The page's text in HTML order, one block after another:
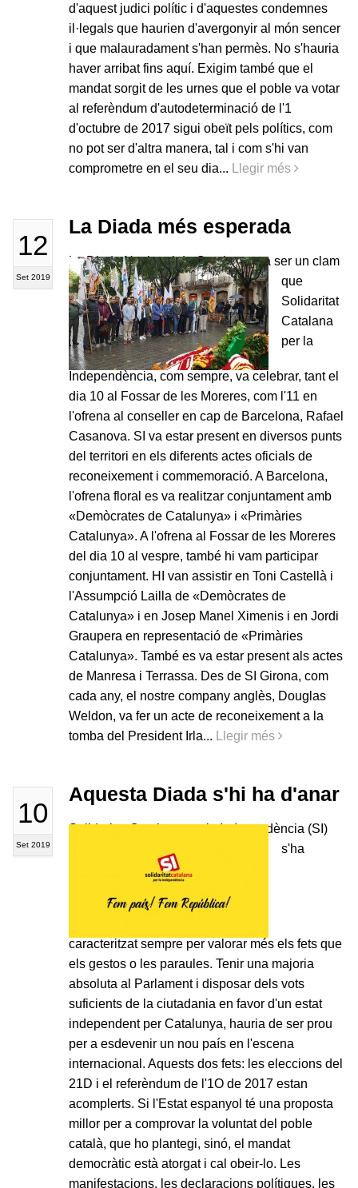
d'aquest judici polític i d'aquestes condemnes
il·legals que haurien d'avergonyir al món sencer
i que malauradament s'han permès. No s'hauria
haver arribat fins aquí. Exigim també que el
mandat sorgit de les urnes que el poble va votar
al referèndum d'autodeterminació de l'1
d'octubre de 2017 sigui obeït pels polítics, com
no pot ser d'altra manera, tal i com s'hi van
comprometre en el seu dia...
Llegir més
12
Set 2019
La Diada més esperada
La Diada Nacional de Catalunya va ser un clam
que
Solidaritat
Catalana
per la
Independència, com sempre, va celebrar, tant el
dia 10 al Fossar de les Moreres, com l'11 en
l'ofrena al conseller en cap de Barcelona, Rafael
Casanova. SI va estar present en diversos punts
del territori en els diferents actes oficials de
reconeixement i commemoració. A Barcelona,
l'ofrena floral es va realitzar conjuntament amb
«Demòcrates de Catalunya» i «Primàries
Catalunya». A l'ofrena al Fossar de les Moreres
del dia 10 al vespre, també hi vam participar
conjuntament. HI van assistir en Toni Castellà i
l'Assumpció Lailla de «Demòcrates de
Catalunya» i en Josep Manel Ximenis i en Jordi
Graupera en representació de «Primàries
Catalunya». També es va estar present als actes
de Manresa i Terrassa. Des de SI Girona, com
cada any, el nostre company anglès, Douglas
Weldon, va fer un acte de reconeixement a la
tomba del President Irla...
Llegir més
10
Set 2019
Aquesta Diada s'hi ha d'anar
Solidaritat Catalana per la Independència (SI)
s'ha
caracteritzat sempre per valorar més els fets que
els gestos o les paraules. Tenir una majoria
absoluta al Parlament i disposar dels vots
suficients de la ciutadania en favor d'un estat
independent per Catalunya, hauria de ser prou
per a esdevenir un nou país en l'escena
internacional. Aquests dos fets: les eleccions del
21D i el referèndum de l'1O de 2017 estan
acomplerts. Si l'Estat espanyol té una proposta
millor per a comprovar la voluntat del poble
català, que ho plantegi, sinó, el mandat
democràtic està atorgat i cal obeir-lo. Les
manifestacions, les declaracions polítiques, les